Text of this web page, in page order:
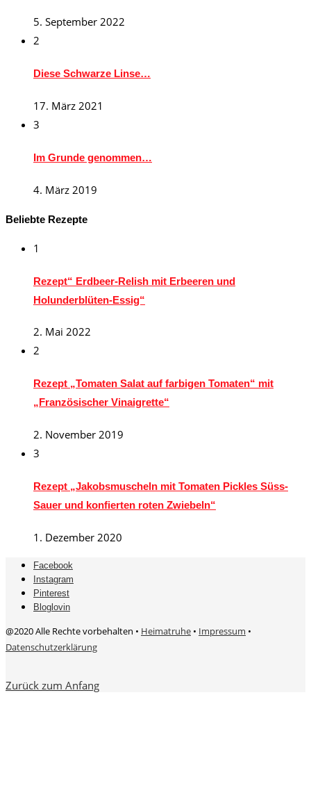
5. September 2022
2
Diese Schwarze Linse…
17. März 2021
3
Im Grunde genommen…
4. März 2019
Beliebte Rezepte
1
Rezept“ Erdbeer-Relish mit Erbeeren und
Holunderblüten-Essig“
2. Mai 2022
2
Rezept „Tomaten Salat auf farbigen Tomaten“ mit
„Französischer Vinaigrette“
2. November 2019
3
Rezept „Jakobsmuscheln mit Tomaten Pickles Süss-
Sauer und konfierten roten Zwiebeln“
1. Dezember 2020
Facebook
Instagram
Pinterest
Bloglovin
@2020 Alle Rechte vorbehalten • Heimatruhe • Impressum •
Datenschutzerklärung
Zurück zum Anfang